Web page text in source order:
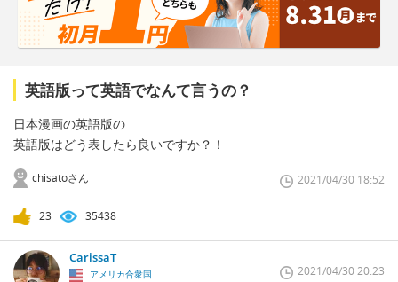
英語版って英語でなんて言うの？
日本漫画の英語版の
英語版はどう表したら良いですか？！
chisatoさん 2021/04/30 18:52
23 35438
CarissaT
アメリカ合衆国 2021/04/30 20:23